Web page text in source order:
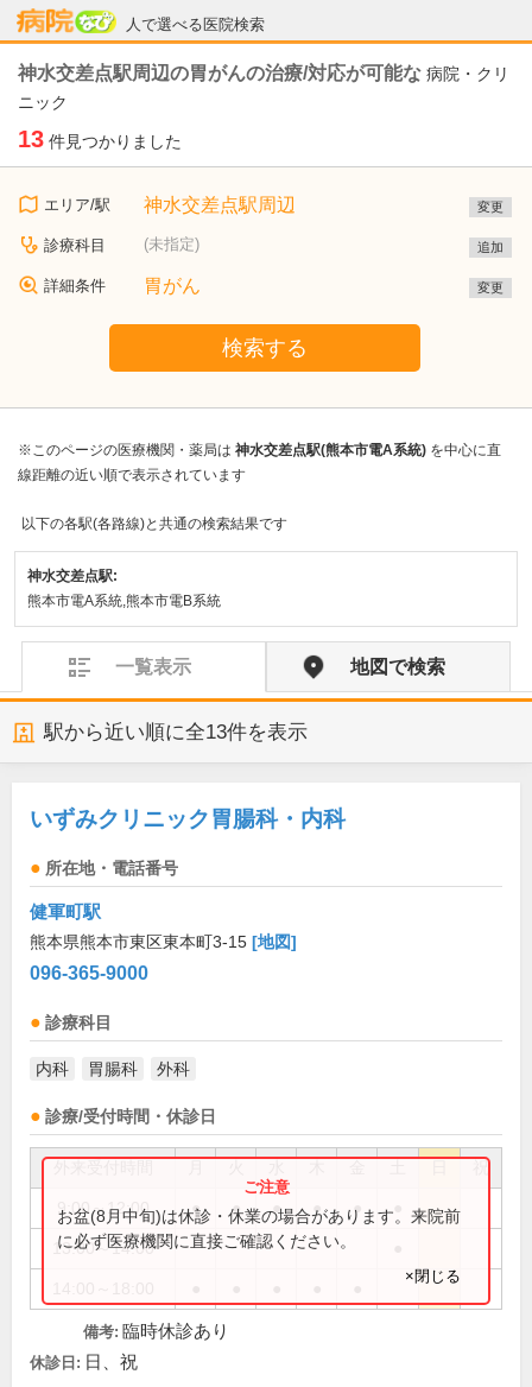
人で選べる医院検索
病院なび
神水交差点駅周辺の胃がんの治療/対応が可能な 病院・クリ
ニック
13 件見つかりました
エリア/駅 神水交差点駅周辺 変更
診療科目 (未指定) 追加
詳細条件 胃がん 変更
検索する
※このページの医療機関・薬局は 神水交差点駅(熊本市電A系統) を中心に直
線距離の近い順で表示されています
以下の各駅(各路線)と共通の検索結果です
神水交差点駅:
熊本市電A系統,熊本市電B系統
一覧表示 地図で検索
駅から近い順に全13件を表示
いずみクリニック胃腸科・内科
所在地・電話番号
健軍町駅
熊本県熊本市東区東本町3-15 [地図]
096-365-9000
診療科目
内科 胃腸科 外科
診療/受付時間・休診日
祝
9:00～12:00 ● ● ● ● ●
13:00～14:00
お盆(8月中旬)は休診・休業の場合があります。来院前
に必ず医療機関に直接ご確認ください。
×閉じる
備考: 臨時休診あり
休診日: 日、祝